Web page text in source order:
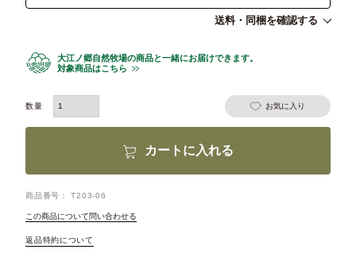
送料・同梱を確認する
大江ノ郷自然牧場の商品と一緒にお届けできます。
対象商品はこちら
お気に入り
カートに入れる
商品番号 T203-06
この商品について問い合わせる
返品特約について